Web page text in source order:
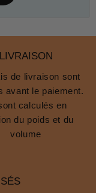
LIVRAISON
de livraison sont
avant le paiement.
calculés en
du poids et du
volume